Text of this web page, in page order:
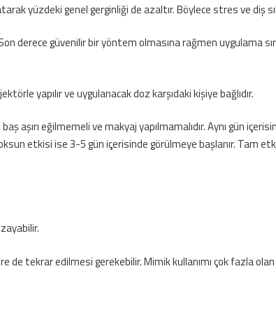
yüzdeki genel gerginliği de azaltır. Böylece stres ve diş
güvenilir bir yöntem olmasına rağmen uygulama
yapılır ve uygulanacak doz karşıdaki kişiye bağlıdır.
eğilmemeli ve makyaj yapılmamalıdır. Aynı gün
etkisi ise 3-5 gün içerisinde görülmeye başlanır. Tam
de tekrar edilmesi gerekebilir. Mimik kullanımı çok fazla